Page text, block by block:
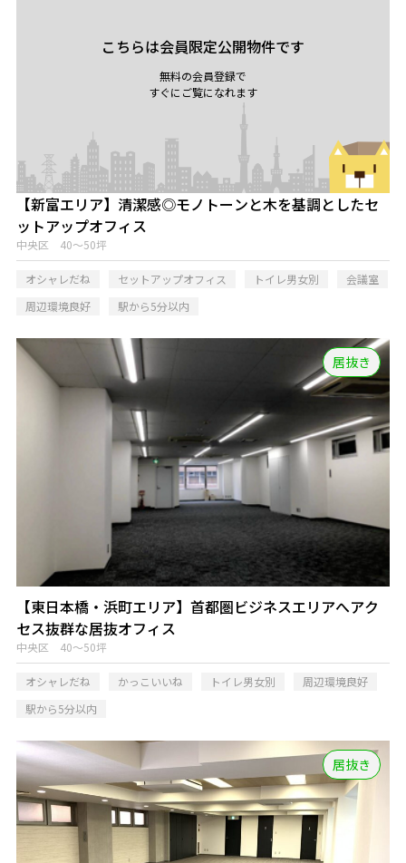
こちらは会員限定公開物件です
無料の会員登録で
すぐにご覧になれます
【新富エリア】清潔感◎モノトーンと木を基調としたセ
ットアップオフィス
中央区 40～50坪
オシャレだね セットアップオフィス トイレ男女別
会議室
周辺環境良好
駅から5分以内
居抜き
【東日本橋・浜町エリア】首都圏ビジネスエリアへアク
セス抜群な居抜オフィス
中央区 40～50坪
オシャレだね かっこいいね トイレ男女別
周辺環境良好
駅から5分以内
居抜き